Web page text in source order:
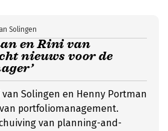
en Rini van
nieuws voor de
Solingen
Solingen en Henny Portman
portfoliomanagement.
van planning-and-